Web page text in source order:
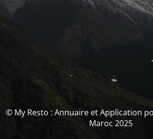
© My Resto : Annuaire et Application
Maroc 2025